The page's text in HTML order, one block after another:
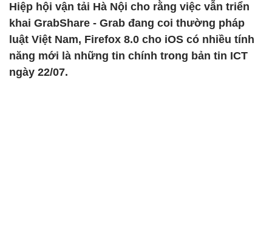
Hiệp hội vận tải Hà Nội cho rằng việc vẫn triển
khai GrabShare - Grab đang coi thường pháp
luật Việt Nam, Firefox 8.0 cho iOS có nhiều tính
năng mới là những tin chính trong bản tin ICT
ngày 22/07.